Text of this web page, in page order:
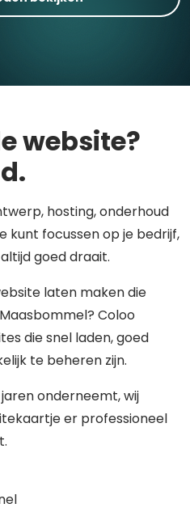
website?
hosting, onderhoud
kunt focussen op je bedrijf,
goed draait.
laten maken die
Coloo
die snel laden, goed
te beheren zijn.
onderneemt, wij
er professioneel